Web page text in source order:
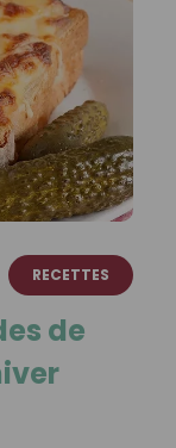
RECETTES
de